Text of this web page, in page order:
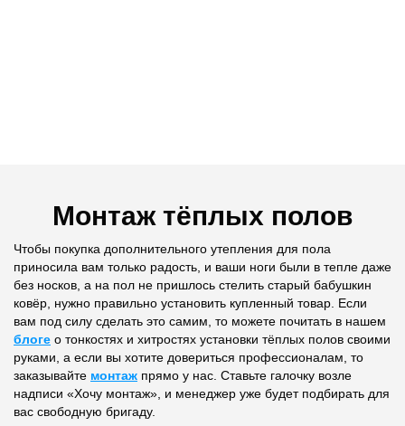
Монтаж тёплых полов
Чтобы покупка дополнительного утепления для пола
приносила вам только радость, и ваши ноги были в тепле даже
без носков, а на пол не пришлось стелить старый бабушкин
ковёр, нужно правильно установить купленный товар. Если
вам под силу сделать это самим, то можете почитать в нашем
блоге о тонкостях и хитростях установки тёплых полов своими
руками, а если вы хотите довериться профессионалам, то
заказывайте монтаж прямо у нас. Ставьте галочку возле
надписи «Хочу монтаж», и менеджер уже будет подбирать для
вас свободную бригаду.